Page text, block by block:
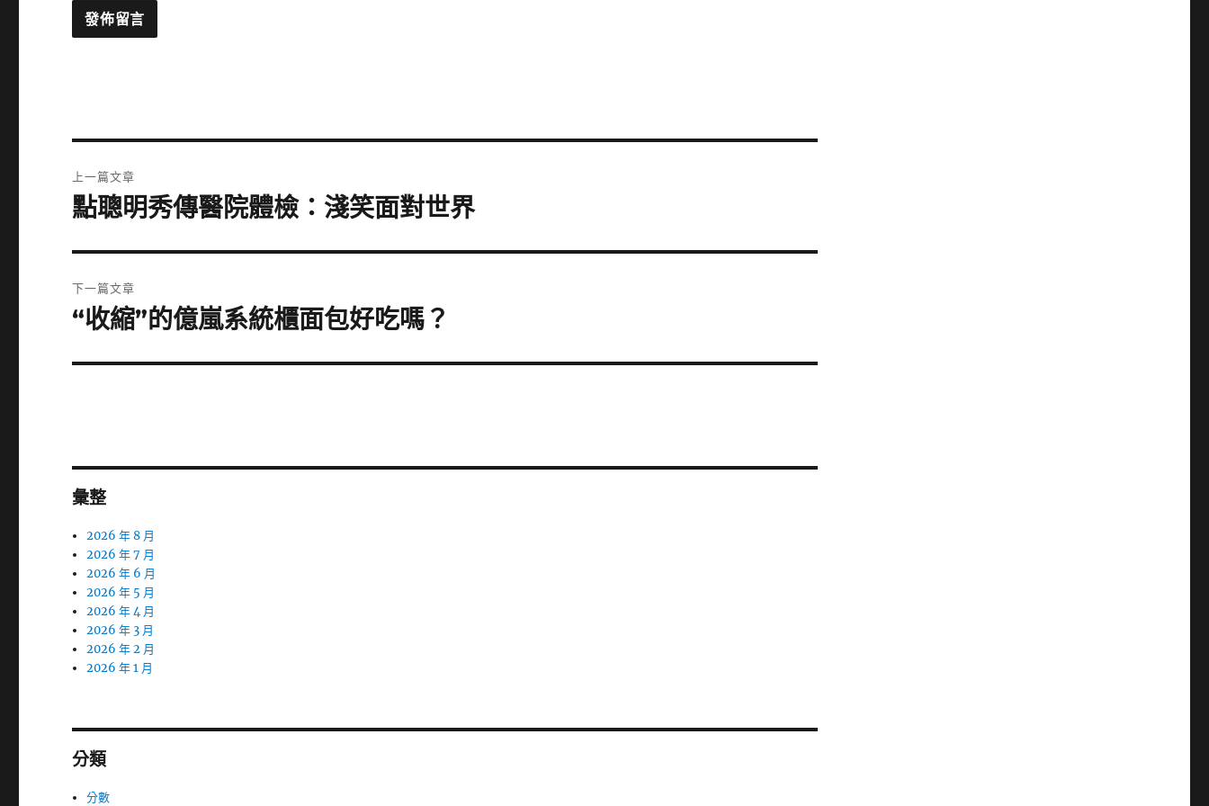
章
上一篇文章
上
篇
文
章:
點聰明秀傳醫院體檢：淺笑面對世界
下一篇文章
下
篇
“收縮”的億嵐系統櫃面包好吃嗎？
彙整
2026 年 8 月
2026 年 7 月
2026 年 6 月
2026 年 5 月
2026 年 4 月
2026 年 3 月
2026 年 2 月
2026 年 1 月
分類
分數